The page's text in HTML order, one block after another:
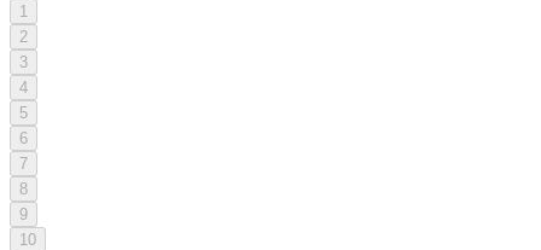
1
2
3
4
5
6
7
8
9
10